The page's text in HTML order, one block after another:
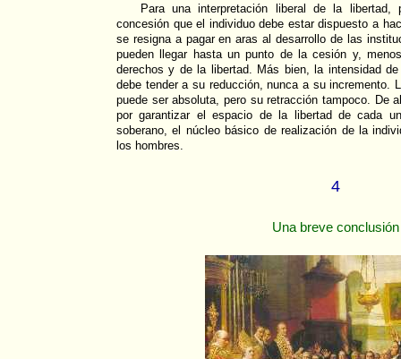
Para una interpretación liberal de la
concesión que el individuo debe estar dispuesto a
se resigna a pagar en aras al desarrollo de las
pueden llegar hasta un punto de la cesión y,
derechos y de la libertad. Más bien, la intensidad
debe tender a su reducción, nunca a su incremento.
puede ser absoluta, pero su retracción tampoco. De
por garantizar el espacio de la libertad de cada
soberano, el núcleo básico de realización de la
los hombres.
4
Una breve conclusión